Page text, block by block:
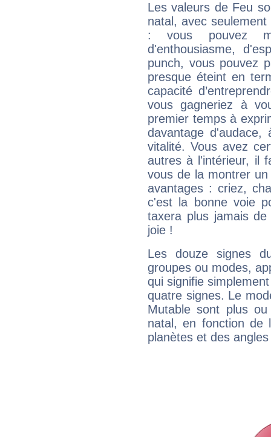
Les valeurs de Feu
natal, avec
: vous pouvez
d'enthousiasme,
punch, vous pouvez
presque éteint en
capacité
vous gagneriez à
premier temps à
davantage
vitalité. Vous avez
autres à l'intérieur, il
vous de la montrer
avantages : criez,
c'est la bonne voie
taxera plus jamais
joie !
Les douze signes
groupes ou modes,
qui signifie
quatre signes. Le
Mutable sont plus
natal, en fonction de
planètes et des